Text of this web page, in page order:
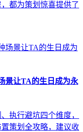
都为策划惊喜提供了
景让TA的生日成为永
执行避坑四个维度，
策划全攻略，建议收